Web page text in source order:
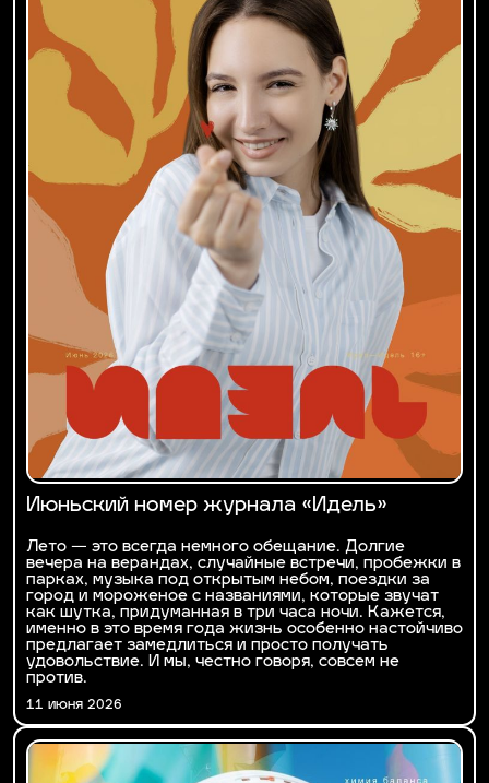
Июньский номер журнала «Идель»
Лето — это всегда немного обещание. Долгие
вечера на верандах, случайные встречи, пробежки в
парках, музыка под открытым небом, поездки за
город и мороженое с названиями, которые звучат
как шутка, придуманная в три часа ночи. Кажется,
именно в это время года жизнь особенно настойчиво
предлагает замедлиться и просто получать
удовольствие. И мы, честно говоря, совсем не
против.
11 июня 2026